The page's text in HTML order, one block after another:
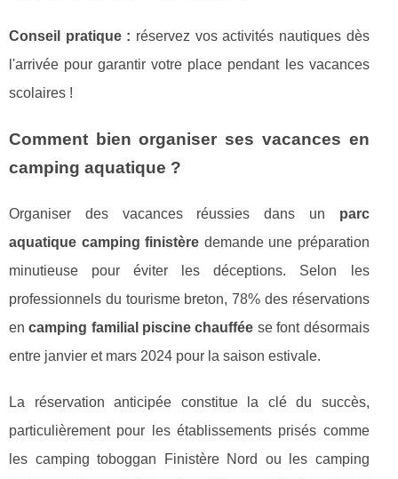
Conseil pratique : réservez vos activités nautiques dès
l'arrivée pour garantir votre place pendant les vacances
scolaires !
Comment bien organiser ses vacances en
camping aquatique ?
Organiser des vacances réussies dans un parc
aquatique camping finistère demande une préparation
minutieuse pour éviter les déceptions. Selon les
professionnels du tourisme breton, 78% des réservations
encamping familial piscine chauffée se font désormais
entre janvier et mars 2024 pour la saison estivale.
La réservation anticipée constitue la clé du succès,
particulièrement pour les établissements prisés comme
les camping toboggan Finistère Nord ou les camping